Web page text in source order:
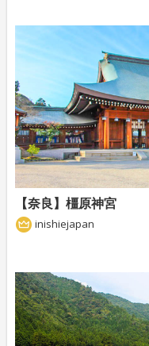
【奈良】橿原神宮
inishiejapan